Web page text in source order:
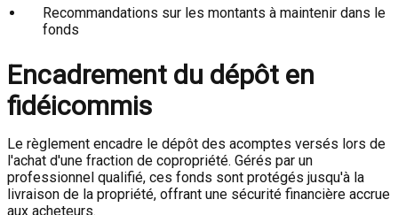
Recommandations sur les montants à maintenir dans le
fonds
Encadrement du dépôt en
fidéicommis
Le règlement encadre le dépôt des acomptes versés lors de
l'achat d'une fraction de copropriété. Gérés par un
professionnel qualifié, ces fonds sont protégés jusqu'à la
livraison de la propriété, offrant une sécurité financière accrue
aux acheteurs.